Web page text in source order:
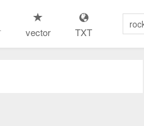
vector TXT